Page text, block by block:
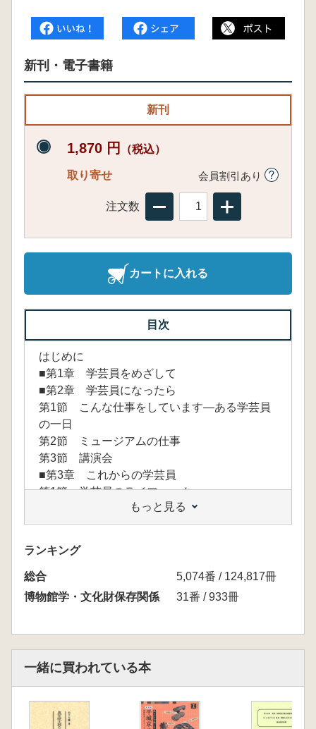
新刊・電子書籍
新刊
1,870 円 （税込）
取り寄せ 会員割引あり
注文数
カートに入れる
目次
はじめに
■第1章 学芸員をめざして
■第2章 学芸員になったら
第1節 こんな仕事をしています―ある学芸員
の一日
第2節 ミュージアムの仕事
第3節 講演会
■第3章 これからの学芸員
第1節 学芸員のライフハック
第2節 学芸員と出世
第3節 レコーディングミュージアムのススメ
おわりに
おすすめの本
もっと見る
ランキング
総合
5,074番 / 124,817冊
博物館学・文化財保存関係
31番 / 933冊
一緒に買われている本